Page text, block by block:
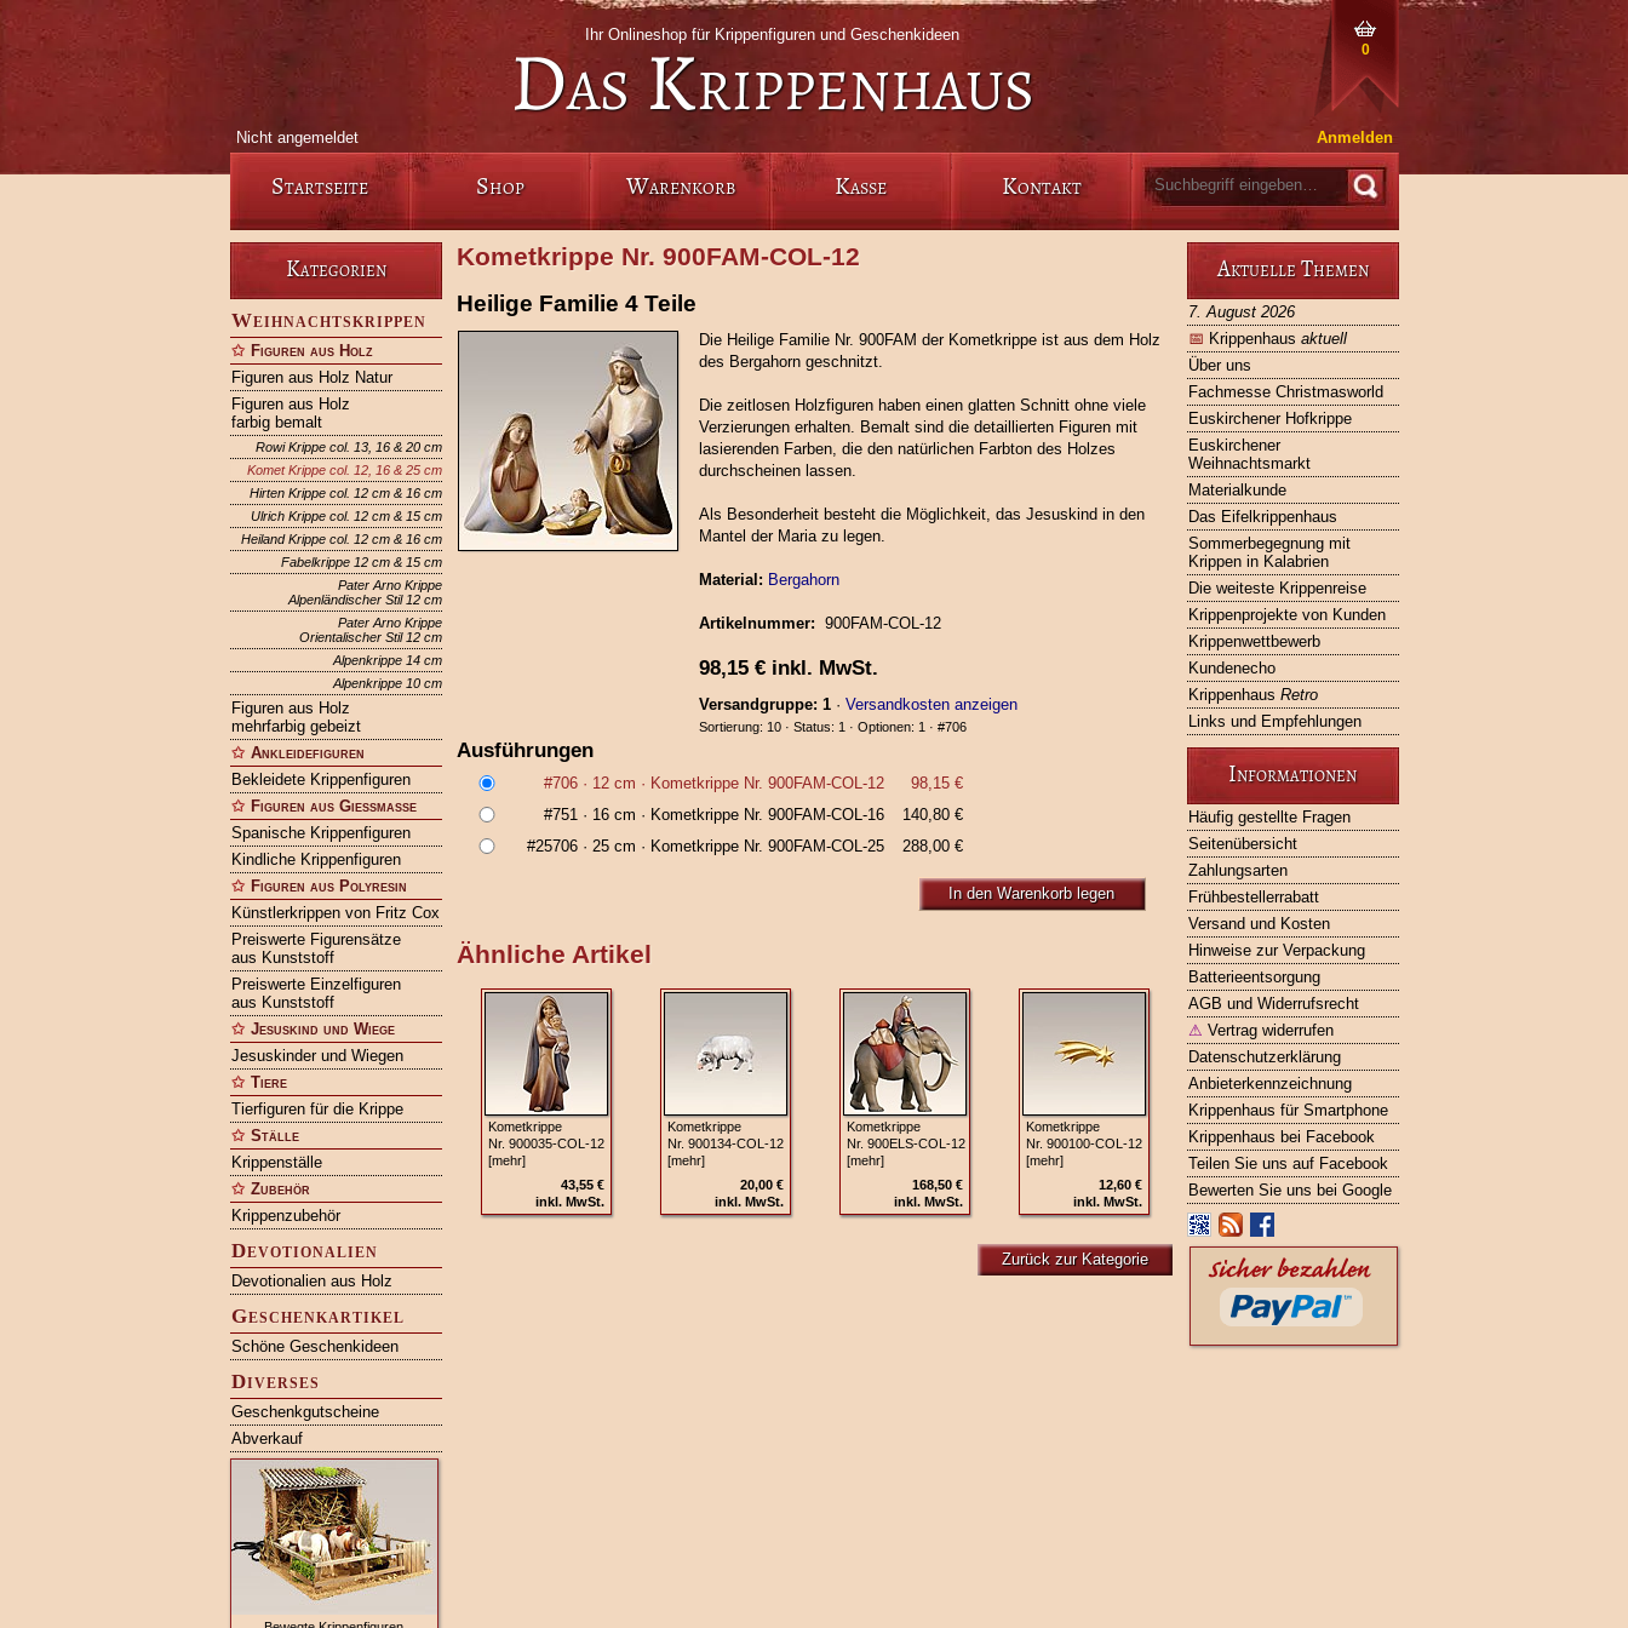
0
Ihr Onlineshop für Krippenfiguren und Geschenkideen
Das Krippenhaus
Nicht angemeldet Anmelden
Startseite Shop Warenkorb Kasse Kontakt
Kategorien
Weihnachtskrippen
Figuren aus Holz
Figuren aus Holz Natur
Figuren aus Holz
farbig bemalt
Rowi Krippe col. 13, 16 & 20 cm
Komet Krippe col. 12, 16 & 25 cm
Hirten Krippe col. 12 cm & 16 cm
Ulrich Krippe col. 12 cm & 15 cm
Heiland Krippe col. 12 cm & 16 cm
Fabelkrippe 12 cm & 15 cm
Pater Arno Krippe
Alpenländischer Stil 12 cm
Pater Arno Krippe
Orientalischer Stil 12 cm
Alpenkrippe 14 cm
Alpenkrippe 10 cm
Figuren aus Holz
mehrfarbig gebeizt
Ankleidefiguren
Bekleidete Krippenfiguren
Figuren aus Gießmasse
Spanische Krippenfiguren
Kindliche Krippenfiguren
Figuren aus Polyresin
Künstlerkrippen von Fritz Cox
Preiswerte Figurensätze
aus Kunststoff
Preiswerte Einzelfiguren
aus Kunststoff
Jesuskind und Wiege
Jesuskinder und Wiegen
Tiere
Tierfiguren für die Krippe
Ställe
Krippenställe
Zubehör
Krippenzubehör
Devotionalien
Devotionalien aus Holz
Geschenkartikel
Schöne Geschenkideen
Diverses
Geschenkgutscheine
Abverkauf
Aktuelle Themen
7. August 2026
📅 Krippenhaus aktuell
Über uns
Fachmesse Christmasworld
Euskirchener Hofkrippe
Euskirchener
Weihnachtsmarkt
Materialkunde
Das Eifelkrippenhaus
Sommerbegegnung mit
Krippen in Kalabrien
Die weiteste Krippenreise
Krippenprojekte von Kunden
Krippenwettbewerb
Kundenecho
Krippenhaus Retro
Links und Empfehlungen
Informationen
Häufig gestellte Fragen
Seitenübersicht
Zahlungsarten
Frühbestellerrabatt
Versand und Kosten
Hinweise zur Verpackung
Batterieentsorgung
AGB und Widerrufsrecht
⚠ Vertrag widerrufen
Datenschutzerklärung
Anbieterkennzeichnung
Krippenhaus für Smartphone
Krippenhaus bei Facebook
Teilen Sie uns auf Facebook
Bewerten Sie uns bei Google
Kometkrippe Nr. 900FAM‑COL‑12
Heilige Familie 4 Teile
Die Heilige Familie Nr. 900FAM der Kometkrippe ist aus dem Holz
des Bergahorn geschnitzt.
Die zeitlosen Holzfiguren haben einen glatten Schnitt ohne viele
Verzierungen erhalten. Bemalt sind die detaillierten Figuren mit
lasierenden Farben, die den natürlichen Farbton des Holzes
durchscheinen lassen.
Als Besonderheit besteht die Möglichkeit, das Jesuskind in den
Mantel der Maria zu legen.
Material: Bergahorn
Artikelnummer: 900FAM‑COL‑12
98,15 €inkl. MwSt.
Versandgruppe: 1· Versandkosten anzeigen
Sortierung: 10 · Status: 1 · Optionen: 1 · #706
Ausführungen
#706· 12 cm · Kometkrippe Nr. 900FAM‑COL‑12
98,15 €
#751· 16 cm · Kometkrippe Nr. 900FAM‑COL‑16
140,80 €
#25706· 25 cm · Kometkrippe Nr. 900FAM‑COL‑25 288,00 €
In den Warenkorb legen
Ähnliche Artikel
Kometkrippe
Nr. 900035‑COL‑12
[mehr]
43,55 €
inkl. MwSt.
Kometkrippe
Nr. 900134‑COL‑12
[mehr]
20,00 €
inkl. MwSt.
Kometkrippe
Nr. 900ELS‑COL‑12
[mehr]
168,50 €
inkl. MwSt.
Kometkrippe
Nr. 900100‑COL‑12
[mehr]
12,60 €
inkl. MwSt.
Zurück zur Kategorie